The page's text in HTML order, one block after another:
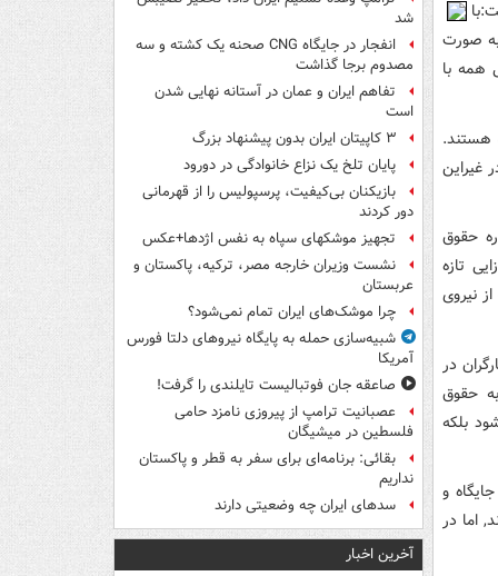
از میزان افزایش مزد سال 95 گفت:با
صورت
همه با
هستند.
غیراین
حقوق
تازه
نیروی
در
حقوق
بلکه
و
اما در
شد
انفجار در جایگاه CNG صحنه یک کشته و سه
مصدوم برجا گذاشت
تفاهم ایران و عمان در آستانه نهایی شدن
است
۳ کاپیتان ایران بدون پیشنهاد بزرگ
پایان تلخ یک نزاع خانوادگی در دورود
بازیکنان بی‌کیفیت، پرسپولیس را از قهرمانی
دور کردند
تجهیز موشکهای سپاه به نفس اژدها+عکس
نشست وزیران خارجه مصر، ترکیه، پاکستان و
عربستان
چرا موشک‌های ایران تمام نمی‌شود؟
شبیه‌سازی حمله به پایگاه نیروهای دلتا فورس
آمریکا
صاعقه جان فوتبالیست تایلندی را گرفت!
عصبانیت ترامپ از پیروزی نامزد حامی
فلسطین در میشیگان
بقائی: برنامه‌ای برای سفر به قطر و پاکستان
نداریم
سدهای ایران چه وضعیتی دارند
آخرین اخبار